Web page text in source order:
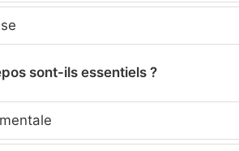
sont-ils essentiels ?